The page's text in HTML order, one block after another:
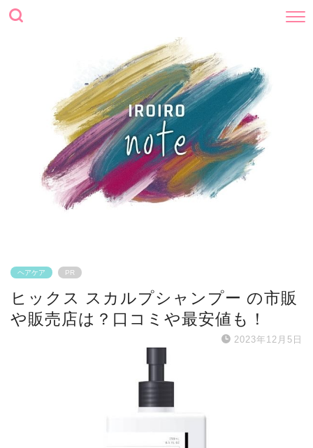
ヘアケア PR
ヒックス スカルプシャンプー の市販
や販売店は？口コミや最安値も！
2023年12月5日